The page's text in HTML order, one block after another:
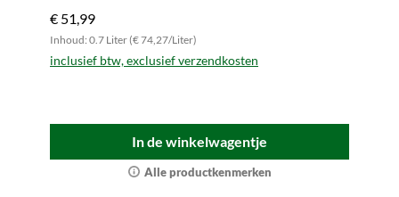
€ 51,99
Inhoud: 0.7 Liter (€ 74,27/Liter)
inclusief btw, exclusief verzendkosten
In de winkelwagentje
Alle productkenmerken